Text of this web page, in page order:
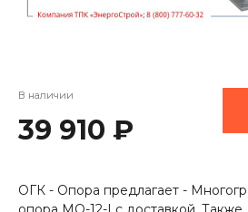
В наличии
39 910 ₽
ОГК - Опора предлагает -